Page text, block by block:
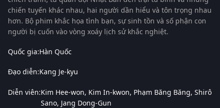
chiến tuyến khác nhau, hai người dần hiểu và tôn trọng nhau
hơn. Bộ phim khắc họa tình bạn, sự sinh tồn và số phận con
người bị cuốn vào vòng xoáy lịch sử khắc nghiệt.
Quốc gia:Hàn Quốc
Đạo diễn:Kang Je-kyu
Diễn viên:Kim Hee-won Kim In-kwon Phạm Băng Băng Shirô
Sano Jang Dong-Gun